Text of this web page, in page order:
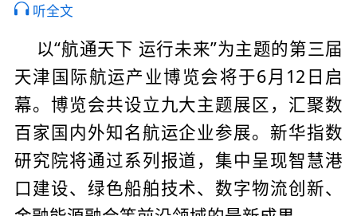
听全文
以“航通天下 运行未来”为主题的第三届
天津国际航运产业博览会将于6月12日启
幕。博览会共设立九大主题展区，汇聚数
百家国内外知名航运企业参展。新华指数
研究院将通过系列报道，集中呈现智慧港
口建设、绿色船舶技术、数字物流创新、